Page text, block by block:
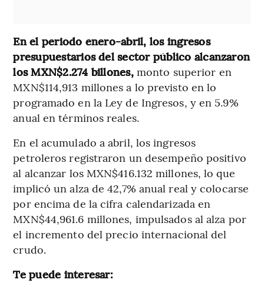
En el periodo enero-abril, los ingresos
presupuestarios del sector público alcanzaron
los MXN$2.274 billones,monto superior en
MXN$114,913 millones a lo previsto en lo
programado en la Ley de Ingresos, y en 5.9%
anual en términos reales.
En el acumulado a abril, los ingresos
petroleros registraron un desempeño positivo
al alcanzar los MXN$416.132 millones, lo que
implicó un alza de 42,7% anual real y colocarse
por encima de la cifra calendarizada en
MXN$44,961.6 millones, impulsados al alza por
el incremento del precio internacional del
crudo.
Te puede interesar: